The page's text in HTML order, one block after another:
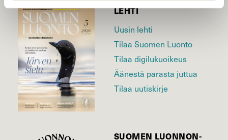
LEHTI
Uusin lehti
Tilaa Suomen Luonto
Tilaa digilukuoikeus
Äänestä parasta juttua
Tilaa uutiskirje
SUOMEN LUONNON­